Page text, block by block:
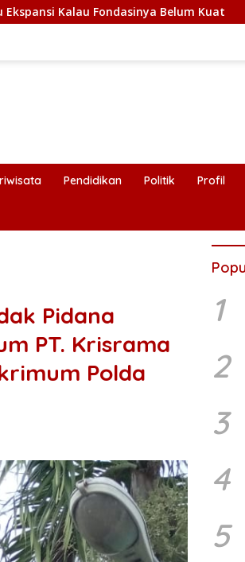
Belum Kuat Selesaikan Konflik
Pendidikan Politik Profil
Pidana
PT. Krisrama
Polda
1
2
3
4
5